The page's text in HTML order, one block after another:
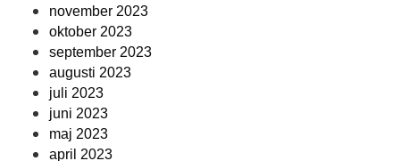
november 2023
oktober 2023
september 2023
augusti 2023
juli 2023
juni 2023
maj 2023
april 2023